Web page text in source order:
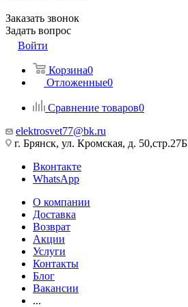
Заказать звонок
Задать вопрос
Войти
Корзина0
Отложенные0
Сравнение товаров0
elektrosvet77@bk.ru
г. Брянск, ул. Кромская, д. 50,стр.27Б
Вконтакте
WhatsApp
О компании
Доставка
Возврат
Акции
Услуги
Контакты
Блог
Вакансии
...